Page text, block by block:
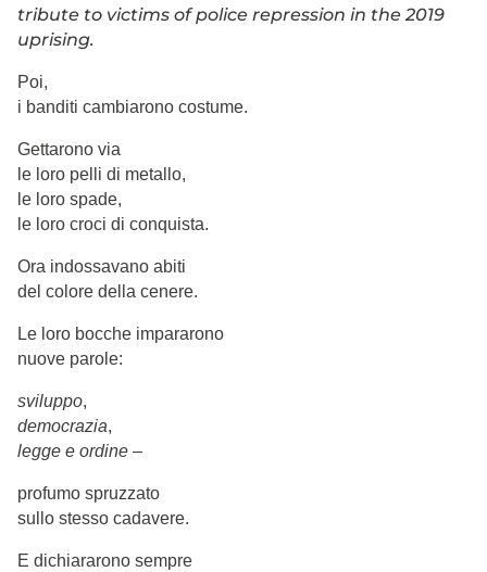
tribute to victims of police repression in the 2019
uprising.
Poi,
i banditi cambiarono costume.
Gettarono via
le loro pelli di metallo,
le loro spade,
le loro croci di conquista.
Ora indossavano abiti
del colore della cenere.
Le loro bocche impararono
nuove parole:
sviluppo,
democrazia,
legge e ordine –
profumo spruzzato
sullo stesso cadavere.
E dichiararono sempre